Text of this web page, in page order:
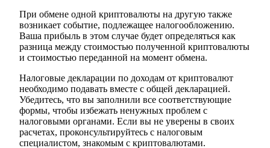
При обмене одной криптовалюты на другую также
возникает событие, подлежащее налогообложению.
Ваша прибыль в этом случае будет определяться как
разница между стоимостью полученной криптовалюты
и стоимостью переданной на момент обмена.
Налоговые декларации по доходам от криптовалют
необходимо подавать вместе с общей декларацией.
Убедитесь, что вы заполнили все соответствующие
формы, чтобы избежать ненужных проблем с
налоговыми органами. Если вы не уверены в своих
расчетах, проконсультируйтесь с налоговым
специалистом, знакомым с криптовалютами.